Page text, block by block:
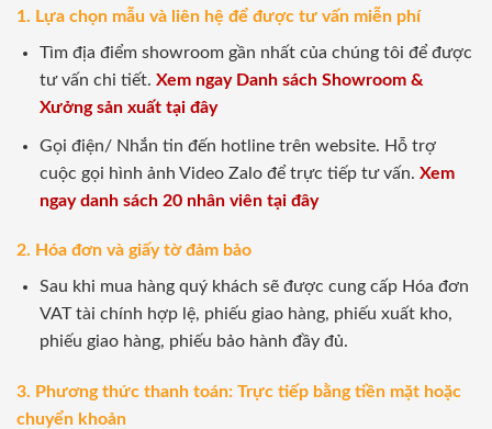
1. Lựa chọn mẫu và liên hệ để được tư vấn miễn phí
Tìm địa điểm showroom gần nhất của chúng tôi để được
tư vấn chi tiết. Xem ngay Danh sách Showroom &
Xưởng sản xuất tại đây
Gọi điện/ Nhắn tin đến hotline trên website. Hỗ trợ
cuộc gọi hình ảnh Video Zalo để trực tiếp tư vấn. Xem
ngay danh sách 20 nhân viên tại đây
2. Hóa đơn và giấy tờ đảm bảo
Sau khi mua hàng quý khách sẽ được cung cấp Hóa đơn
VAT tài chính hợp lệ, phiếu giao hàng, phiếu xuất kho,
phiếu giao hàng, phiếu bảo hành đầy đủ.
3. Phương thức thanh toán: Trực tiếp bằng tiền mặt hoặc
chuyển khoản